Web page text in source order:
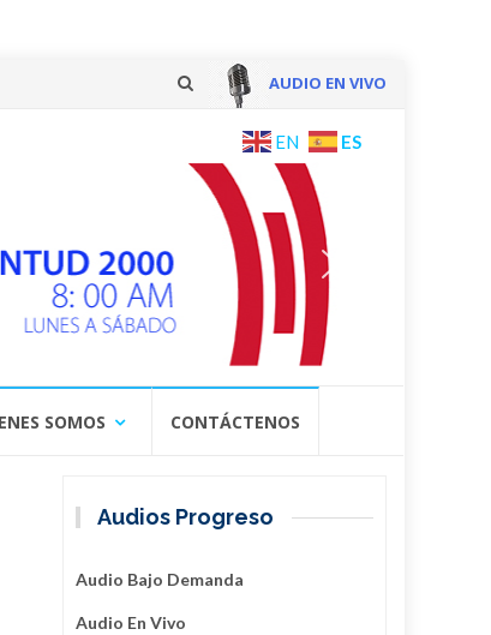
AUDIO EN VIVO
content
EN ES
SOMOS CONTÁCTENOS
Audios Progreso
Audio Bajo Demanda
Audio En Vivo